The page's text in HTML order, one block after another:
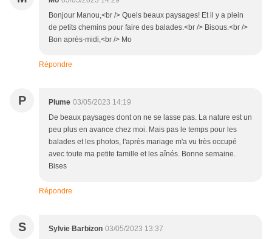
Bonjour Manou,<br /> Quels beaux paysages! Et il y a plein
de petits chemins pour faire des balades.<br /> Bisous.<br />
Bon après-midi,<br /> Mo
Répondre
P Plume 03/05/2023 14:19
De beaux paysages dont on ne se lasse pas. La nature est un
peu plus en avance chez moi. Mais pas le temps pour les
balades et les photos, l'après mariage m'a vu très occupé
avec toute ma petite famille et les aînés. Bonne semaine.
Bises
Répondre
S Sylvie Barbizon 03/05/2023 13:37